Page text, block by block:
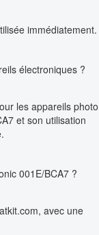
immédiatement.
électroniques ?
les appareils photo
et son utilisation
001E/BCA7 ?
avec une